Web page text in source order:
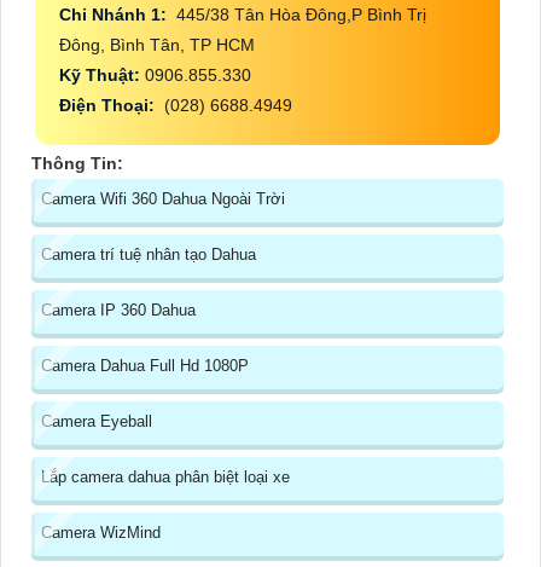
Chi Nhánh 1: 445/38 Tân Hòa Đông,P Bình Trị
Đông, Bình Tân, TP HCM
Kỹ Thuật: 0906.855.330
Điện Thoại: (028) 6688.4949
Thông Tin:
Camera Wifi 360 Dahua Ngoài Trời
Camera trí tuệ nhân tạo Dahua
Camera IP 360 Dahua
Camera Dahua Full Hd 1080P
Camera Eyeball
Lắp camera dahua phân biệt loại xe
Camera WizMind